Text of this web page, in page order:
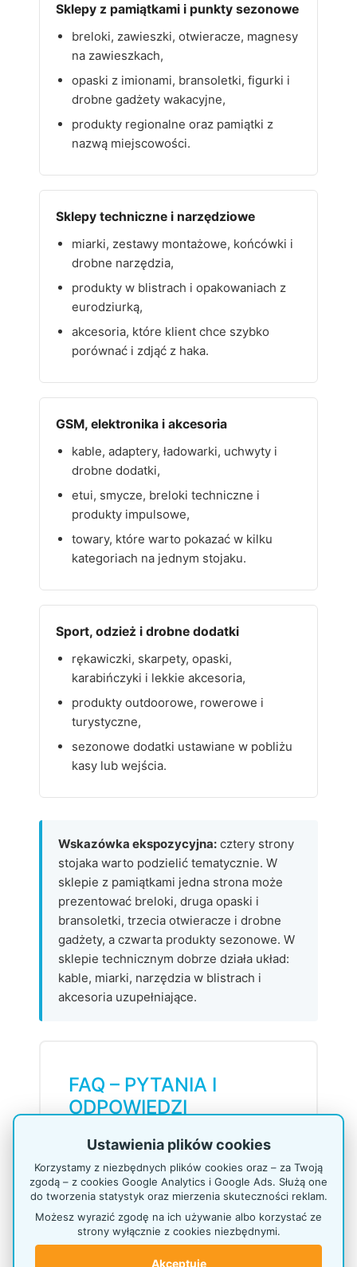
Sklepy z pamiątkami i punkty sezonowe
breloki, zawieszki, otwieracze, magnesy
na zawieszkach,
opaski z imionami, bransoletki, figurki i
drobne gadżety wakacyjne,
produkty regionalne oraz pamiątki z
nazwą miejscowości.
Sklepy techniczne i narzędziowe
miarki, zestawy montażowe, końcówki i
drobne narzędzia,
produkty w blistrach i opakowaniach z
eurodziurką,
akcesoria, które klient chce szybko
porównać i zdjąć z haka.
GSM, elektronika i akcesoria
kable, adaptery, ładowarki, uchwyty i
drobne dodatki,
etui, smycze, breloki techniczne i
produkty impulsowe,
towary, które warto pokazać w kilku
kategoriach na jednym stojaku.
Sport, odzież i drobne dodatki
rękawiczki, skarpety, opaski,
karabińczyki i lekkie akcesoria,
produkty outdoorowe, rowerowe i
turystyczne,
sezonowe dodatki ustawiane w pobliżu
kasy lub wejścia.
Wskazówka ekspozycyjna: cztery strony
stojaka warto podzielić tematycznie. W
sklepie z pamiątkami jedna strona może
prezentować breloki, druga opaski i
bransoletki, trzecia otwieracze i drobne
gadżety, a czwarta produkty sezonowe. W
sklepie technicznym dobrze działa układ:
kable, miarki, narzędzia w blistrach i
akcesoria uzupełniające.
FAQ – PYTANIA I
ODPOWIEDZI
Czy na stojaku P661 można
montować różne haki?
Tak. P661 ma kratę, na której można
stosować różne typy haków i
zawieszek, w zależności od produktu.
Można dobrać krótsze haki do
Ustawienia plików cookies
Korzystamy z niezbędnych plików cookies oraz – za Twoją
zgodą – z cookies Google Analytics i Google Ads. Służą one
do tworzenia statystyk oraz mierzenia skuteczności reklam.
Możesz wyrazić zgodę na ich używanie albo korzystać ze
strony wyłącznie z cookies niezbędnymi.
Akceptuję